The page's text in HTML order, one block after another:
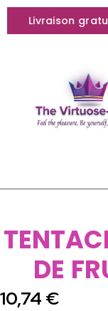
Livraison gratuite
DE
10,74 €